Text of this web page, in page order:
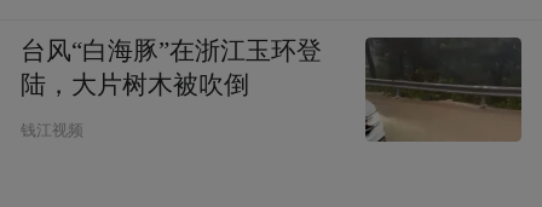
台风“白海豚”在浙江玉环登
陆，大片树木被吹倒
钱江视频